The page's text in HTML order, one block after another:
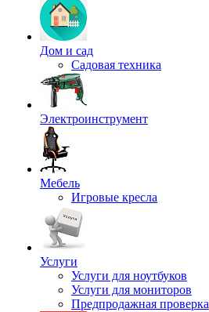
Дом и сад
Садовая техника
Электроинструмент
Мебель
Игровые кресла
Услуги
Услуги для ноутбуков
Услуги для мониторов
Предпродажная проверка